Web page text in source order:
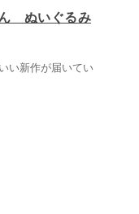
ぬいぐるみ
い新作が届いてい